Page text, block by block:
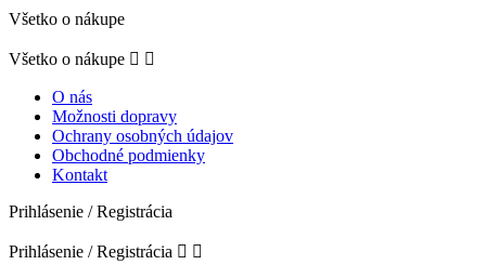
Všetko o nákupe
Všetko o nákupe  
O nás
Možnosti dopravy
Ochrany osobných údajov
Obchodné podmienky
Kontakt
Prihlásenie / Registrácia
Prihlásenie / Registrácia  